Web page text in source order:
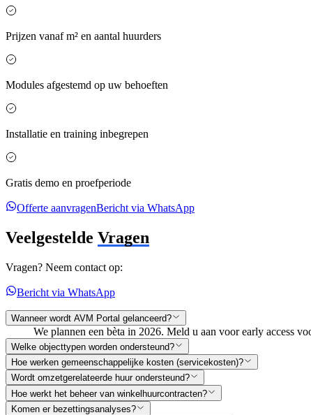
Prijzen vanaf m² en aantal huurders
Modules afgestemd op uw behoeften
Installatie en training inbegrepen
Gratis demo en proefperiode
Offerte aanvragenBericht via WhatsApp
Veelgestelde Vragen
Vragen? Neem contact op:
Bericht via WhatsApp
Wanneer wordt AVM Portal gelanceerd?
We plannen een bèta in 2026. Meld u aan voor early access
Welke objecttypen worden ondersteund?
Hoe werken gemeenschappelijke kosten (servicekosten)?
Wordt omzetgerelateerde huur ondersteund?
Hoe werkt het beheer van winkelhuurcontracten?
Komen er bezettingsanalyses?